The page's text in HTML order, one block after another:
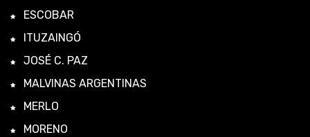
ESCOBAR
ITUZAINGÓ
JOSÉ C. PAZ
MALVINAS ARGENTINAS
MERLO
MORENO